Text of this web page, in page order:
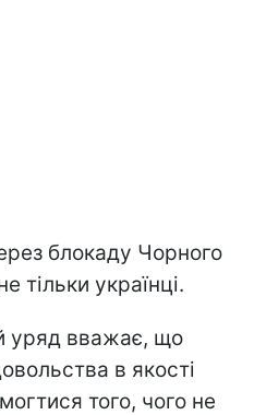
блокаду Чорного
тільки українці.
уряд вважає, що
в якості
того, чого не